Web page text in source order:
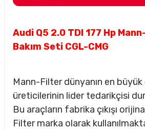
Audi Q5 2.0 TDI 177 Hp
Bakım Seti CGL-CMG
Mann-Filter dünyanın en
üreticilerinin lider tedarikçisi
Bu araçların fabrika çıkışı
Filter marka olarak